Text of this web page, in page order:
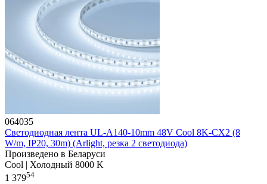
064035
Светодиодная лента UL-A140-10mm 48V Cool 8K-CX2 (8
W/m, IP20, 30m) (Arlight, резка 2 светодиода)
Произведено в Беларуси
Cool | Холодный 8000 K
1 37954